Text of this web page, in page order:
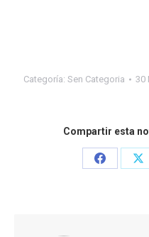
Categoría: Sen Categoria 30
Compartir esta
Share